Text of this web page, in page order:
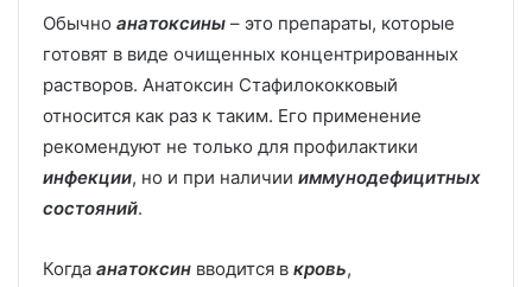
Обычно анатоксины – это препараты, которые
готовят в виде очищенных концентрированных
растворов. Анатоксин Стафилококковый
относится как раз к таким. Его применение
рекомендуют не только для профилактики
инфекции, но и при наличии иммунодефицитных
состояний.
Когда анатоксин вводится в кровь,